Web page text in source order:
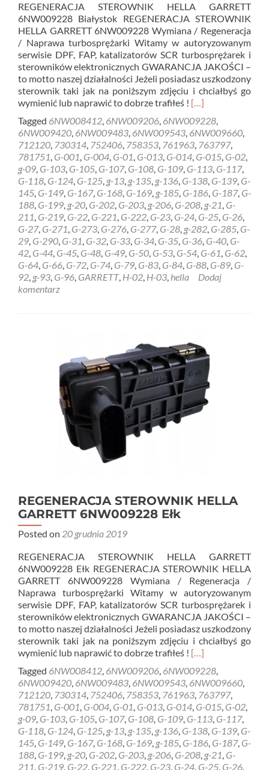
REGENERACJA STEROWNIK HELLA GARRETT
6NW009228 Białystok REGENERACJA STEROWNIK
HELLA GARRETT 6NW009228 Wymiana / Regeneracja
/ Naprawa turbosprężarki Witamy w autoryzowanym
serwisie DPF, FAP, katalizatorów SCR turbosprężarek i
sterowników elektronicznych GWARANCJA JAKOŚCI –
to motto naszej działalności Jeżeli posiadasz uszkodzony
sterownik taki jak na poniższym zdjęciu i chciałbyś go
wymienić lub naprawić to dobrze trafiłeś ! Read
about
REGENERACJA
STEROWNIK
HELLA
GARRETT
6NW009228
Białystok
[…]
Tagged 6NW008412, 6NW009206, 6NW009228,
6NW009420, 6NW009483, 6NW009543, 6NW009660,
712120, 730314, 752406, 758353, 761963, 763797,
781751, G-001, G-004, G-01, G-013, G-014, G-015, G-02,
g-09, G-103, G-105, G-107, G-108, G-109, G-113, G-117,
G-118, G-124, G-125, g-13, g-135, g-136, G-138, G-139, G-
145, G-149, G-167, G-168, G-169, g-185, G-186, G-187, G-
188, G-199, g-20, G-202, G-203, g-206, G-208, g-21, G-
211, G-219, G-22, G-221, G-222, G-23, G-24, G-25, G-26,
G-27, G-271, G-273, G-276, G-277, G-28, g-282, G-285, G-
29, G-290, G-31, G-32, G-33, G-34, G-35, G-36, G-40, G-
42, G-44, G-45, G-48, G-49, G-50, G-53, G-54, G-61, G-62,
G-64, G-66, G-72, G-74, G-79, G-83, G-84, G-88, G-89, G-
92, g-93, G-96, GARRETT, H-02, H-03, hella
Dodaj
komentarz
REGENERACJA STEROWNIK HELLA
GARRETT 6NW009228 Ełk
Posted on 20 grudnia 2019
REGENERACJA STEROWNIK HELLA GARRETT
6NW009228 Ełk REGENERACJA STEROWNIK HELLA
GARRETT 6NW009228 Wymiana / Regeneracja /
Naprawa turbosprężarki Witamy w autoryzowanym
serwisie DPF, FAP, katalizatorów SCR turbosprężarek i
sterowników elektronicznych GWARANCJA JAKOŚCI –
to motto naszej działalności Jeżeli posiadasz uszkodzony
sterownik taki jak na poniższym zdjęciu i chciałbyś go
wymienić lub naprawić to dobrze trafiłeś ! Read
about
REGENERACJA
STEROWNIK
HELLA
GARRETT
6NW009228
Ełk
[…]
Tagged 6NW008412, 6NW009206, 6NW009228,
6NW009420, 6NW009483, 6NW009543, 6NW009660,
712120, 730314, 752406, 758353, 761963, 763797,
781751, G-001, G-004, G-01, G-013, G-014, G-015, G-02,
g-09, G-103, G-105, G-107, G-108, G-109, G-113, G-117,
G-118, G-124, G-125, g-13, g-135, g-136, G-138, G-139, G-
145, G-149, G-167, G-168, G-169, g-185, G-186, G-187, G-
188, G-199, g-20, G-202, G-203, g-206, G-208, g-21, G-
211, G-219, G-22, G-221, G-222, G-23, G-24, G-25, G-26,